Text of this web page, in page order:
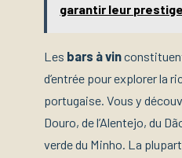
garantir leur prestige
Les bars à vin
d’entrée pour explorer la
portugaise. Vous y
Douro, de l’Alentejo, du
verde du Minho. La